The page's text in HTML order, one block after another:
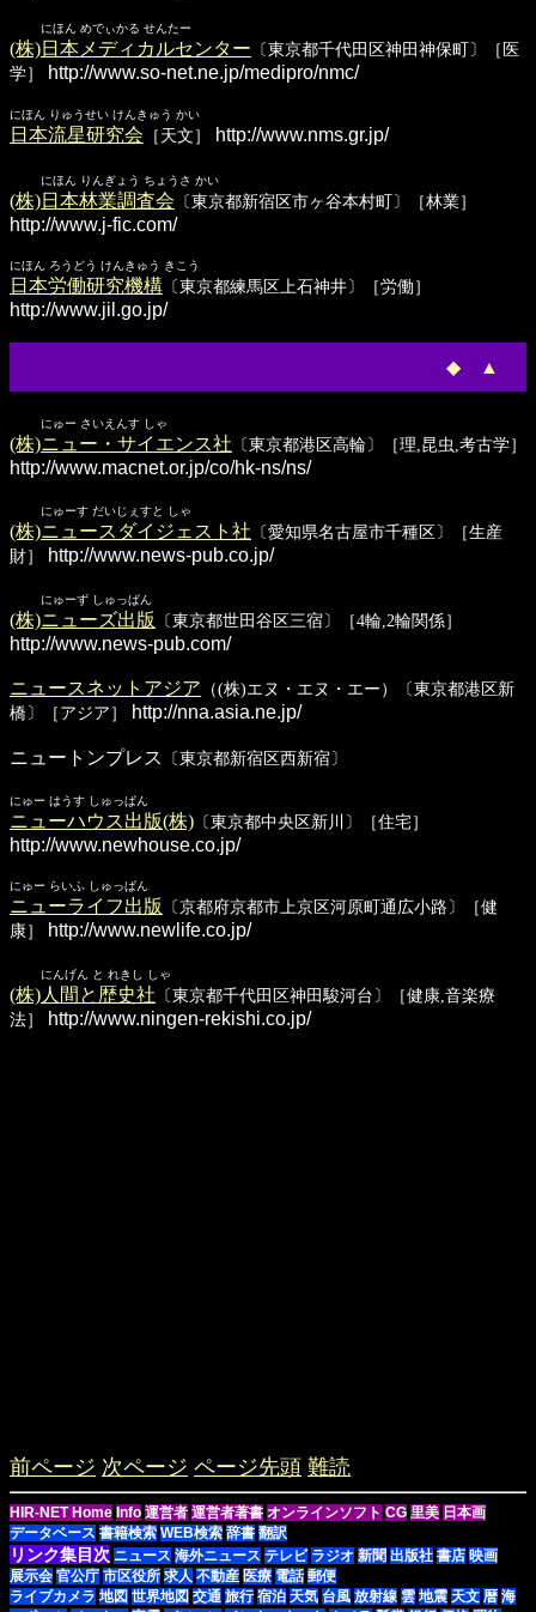
にほん めでぃかる せんたー
(株)日本メディカルセンター 〔東京都千代田区神田神保町〕［医
学］
http://www.so-net.ne.jp/medipro/nmc/
にほん りゅうせい けんきゅう かい
日本流星研究会 ［天文］ http://www.nms.gr.jp/
にほん りんぎょう ちょうさ かい
(株)日本林業調査会 〔東京都新宿区市ヶ谷本村町〕［林業］
http://www.j-fic.com/
にほん ろうどう けんきゅう きこう
日本労働研究機構 〔東京都練馬区上石神井〕［労働］
http://www.jil.go.jp/
◆ ▲
にゅー さいえんす しゃ
(株)ニュー・サイエンス社 〔東京都港区高輪〕［理,昆虫,考古学］
http://www.macnet.or.jp/co/hk-ns/ns/
にゅーす だいじぇすと しゃ
(株)ニュースダイジェスト社 〔愛知県名古屋市千種区〕［生産
財］
http://www.news-pub.co.jp/
にゅーず しゅっぱん
(株)ニューズ出版 〔東京都世田谷区三宿〕［4輪,2輪関係］
http://www.news-pub.com/
ニュースネットアジア （(株)エヌ・エヌ・エー）〔東京都港区新
橋〕［アジア］
http://nna.asia.ne.jp/
ニュートンプレス 〔東京都新宿区西新宿〕
にゅー はうす しゅっぱん
ニューハウス出版(株) 〔東京都中央区新川〕［住宅］
http://www.newhouse.co.jp/
にゅー らいふ しゅっぱん
ニューライフ出版
〔京都府京都市上京区河原町通広小路〕［健
康］
http://www.newlife.co.jp/
にんげん と れきし しゃ
(株)人間と歴史社 〔東京都千代田区神田駿河台〕［健康,音楽療
法］
http://www.ningen-rekishi.co.jp/
前ページ 次ページ ページ先頭 難読
HIR-NET Home Info 運営者 運営者著書 オンラインソフト CG 里美 日本画
データベース 書籍検索 WEB検索 辞書 翻訳
リンク集目次 ニュース 海外ニュース テレビ ラジオ 新聞 出版社 書店 映画
展示会 官公庁 市区役所 求人 不動産 医療 電話 郵便
ライブカメラ 地図 世界地図 交通 旅行 宿泊 天気 台風 放射線 雲 地震 天文 暦 海